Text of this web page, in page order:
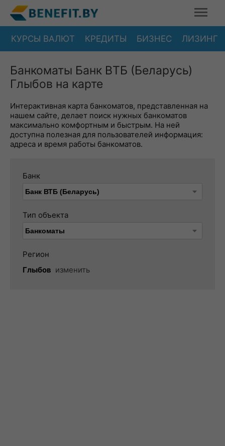
КУРСЫ ВАЛЮТ КРЕДИТЫ БИЗНЕС ЛИЗИНГ
Банкоматы Банк ВТБ (Беларусь)
Глыбов на карте
Интерактивная карта банкоматов, представленная на
нашем сайте, делает поиск нужных банкоматов
максимально комфортным и быстрым. На ней
доступна полезная для пользователей информация:
адреса и время работы банкоматов.
Банк
Тип объекта
Регион
Глыбов изменить